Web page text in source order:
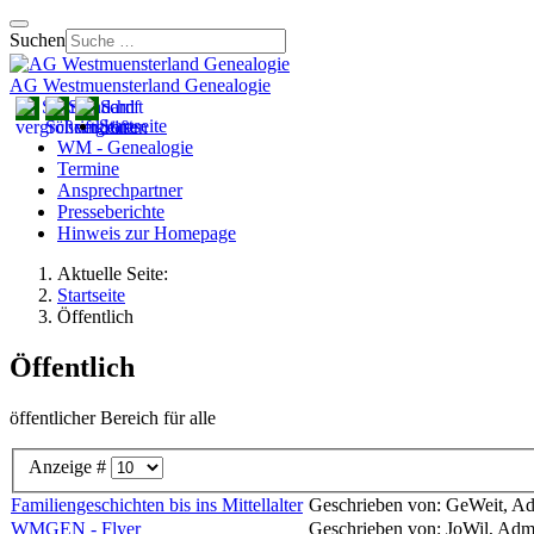
Suchen
AG Westmuensterland Genealogie
Startseite
WM - Genealogie
Termine
Ansprechpartner
Presseberichte
Hinweis zur Homepage
Aktuelle Seite:
Startseite
Öffentlich
Öffentlich
öffentlicher Bereich für alle
Anzeige #
Familiengeschichten bis ins Mittellalter Geschrieben von: GeWeit,
WMGEN - Flyer
Geschrieben von: JoWil,